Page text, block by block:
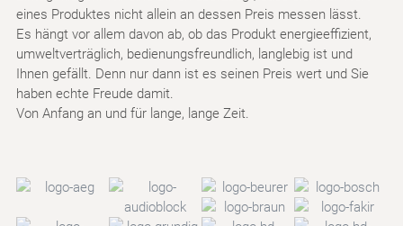
eines Produktes nicht allein an dessen Preis messen lässt.
Es hängt vor allem davon ab, ob das Produkt energieeffizient,
umweltverträglich, bedienungsfreundlich, langlebig ist und
Ihnen gefällt. Denn nur dann ist es seinen Preis wert und Sie
haben echte Freude damit.
Von Anfang an und für lange, lange Zeit.